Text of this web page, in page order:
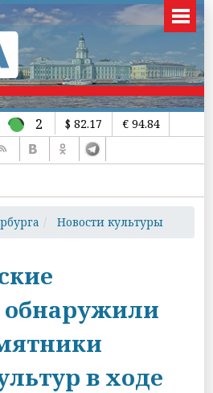
2 $ 82.17 € 94.84
Новости культуры
обнаружили
в ходе